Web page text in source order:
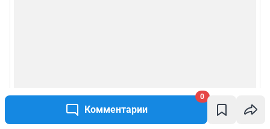
Комментарии
0